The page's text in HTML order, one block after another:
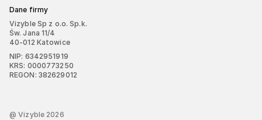
Dane firmy
Vizyble Sp z o.o. Sp.k.
Św. Jana 11/4
40-012 Katowice
NIP: 6342951919
KRS: 0000773250
REGON: 382629012
@ Vizyble2026